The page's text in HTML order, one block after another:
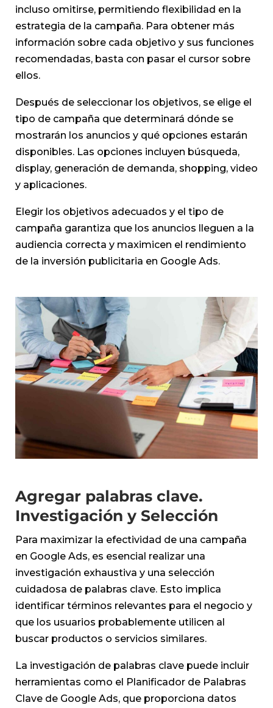
incluso omitirse, permitiendo flexibilidad en la
estrategia de la campaña. Para obtener más
información sobre cada objetivo y sus funciones
recomendadas, basta con pasar el cursor sobre
ellos.
Después de seleccionar los objetivos, se elige el
tipo de campaña que determinará dónde se
mostrarán los anuncios y qué opciones estarán
disponibles. Las opciones incluyen búsqueda,
display, generación de demanda, shopping, video
y aplicaciones.
Elegir los objetivos adecuados y el tipo de
campaña garantiza que los anuncios lleguen a la
audiencia correcta y maximicen el rendimiento
de la inversión publicitaria en Google Ads.
Agregar palabras clave.
Investigación y Selección
Para maximizar la efectividad de una campaña
en Google Ads, es esencial realizar una
investigación exhaustiva y una selección
cuidadosa de palabras clave. Esto implica
identificar términos relevantes para el negocio y
que los usuarios probablemente utilicen al
buscar productos o servicios similares.
La investigación de palabras clave puede incluir
herramientas como el Planificador de Palabras
Clave de Google Ads, que proporciona datos